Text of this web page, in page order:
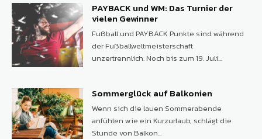
PAYBACK und WM: Das Turnier der
vielen Gewinner
Fußball und PAYBACK Punkte sind während
der Fußballweltmeisterschaft
unzertrennlich. Noch bis zum 19. Juli...
Sommerglück auf Balkonien
Wenn sich die lauen Sommerabende
anfühlen wie ein Kurzurlaub, schlägt die
Stunde von Balkon...